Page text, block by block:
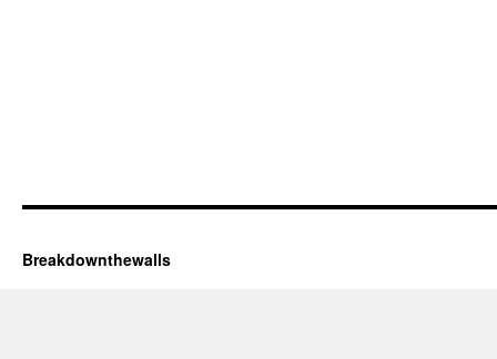
Breakdownthewalls